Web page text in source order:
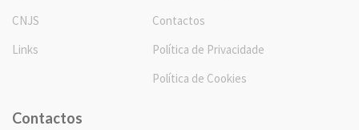
CNJS
Links
Contactos
Política de Privacidade
Política de Cookies
Contactos